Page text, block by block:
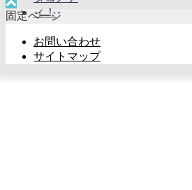
固定ページ
お問い合わせ
サイトマップ